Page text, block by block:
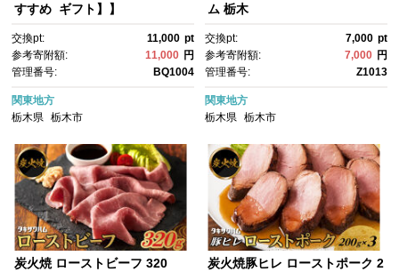
すすめ ギフト】】
交換pt: 11,000 pt
参考寄附額:
11,000 円
管理番号:
BQ1004
関東地方
栃木県
栃木市
ム 栃木
交換pt: 7,000 pt
参考寄附額:
7,000 円
管理番号:
Z1013
関東地方
栃木県 栃木市
炭火焼 ローストビーフ 320
炭火焼豚ヒレ ローストポーク 2